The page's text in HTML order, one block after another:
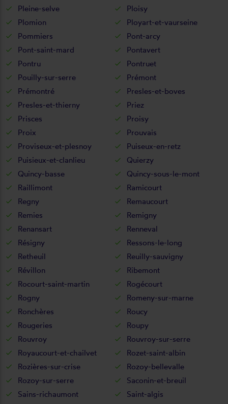
Pleine-selve
Ploisy
Plomion
Ployart-et-vaurseine
Pommiers
Pont-arcy
Pont-saint-mard
Pontavert
Pontru
Pontruet
Pouilly-sur-serre
Prémont
Prémontré
Presles-et-boves
Presles-et-thierny
Priez
Prisces
Proisy
Proix
Prouvais
Proviseux-et-plesnoy
Puiseux-en-retz
Puisieux-et-clanlieu
Quierzy
Quincy-basse
Quincy-sous-le-mont
Raillimont
Ramicourt
Regny
Remaucourt
Remies
Remigny
Renansart
Renneval
Résigny
Ressons-le-long
Retheuil
Reuilly-sauvigny
Révillon
Ribemont
Rocourt-saint-martin
Rogécourt
Rogny
Romeny-sur-marne
Ronchères
Roucy
Rougeries
Roupy
Rouvroy
Rouvroy-sur-serre
Royaucourt-et-chailvet
Rozet-saint-albin
Rozières-sur-crise
Rozoy-bellevalle
Rozoy-sur-serre
Saconin-et-breuil
Sains-richaumont
Saint-algis